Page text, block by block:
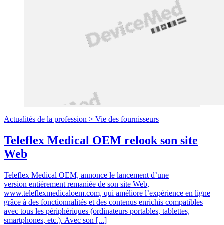
Actualités de la profession > Vie des fournisseurs
Teleflex Medical OEM relook son site
Web
Teleflex Medical OEM, annonce le lancement d’une
version entièrement remaniée de son site Web,
www.teleflexmedicaloem.com, qui améliore l’expérience en ligne
grâce à des fonctionnalités et des contenus enrichis compatibles
avec tous les périphériques (ordinateurs portables, tablettes,
smartphones, etc.). Avec son [...]